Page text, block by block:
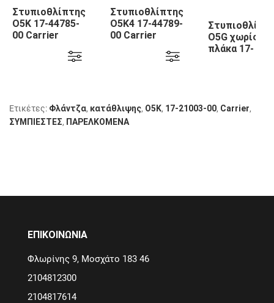
Στυπιοθλίπτης
Ο5Κ 17-44785-
00 Carrier
Στυπιοθλίπτης
Ο5Κ4 17-44789-
00 Carrier
Ο5G χωρίς
πλάκα 17-
Ετικέτες: Φλάντζα, κατάθλιψης, Ο5Κ, 17-21003-00, Carrier,
ΣΥΜΠΙΕΣΤΕΣ, ΠΑΡΕΛΚΟΜΕΝΑ
ΕΠΙΚΟΙΝΩΝΙΑ
Φλωρίνης 9, Μοσχάτο 183 46
2104812300
2104817614